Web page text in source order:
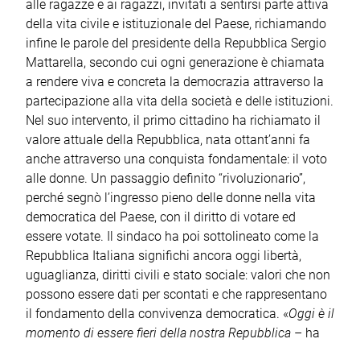
alle ragazze e ai ragazzi, invitati a sentirsi parte attiva
della vita civile e istituzionale del Paese, richiamando
infine le parole del presidente della Repubblica Sergio
Mattarella, secondo cui ogni generazione è chiamata
a rendere viva e concreta la democrazia attraverso la
partecipazione alla vita della società e delle istituzioni.
Nel suo intervento, il primo cittadino ha richiamato il
valore attuale della Repubblica, nata ottant’anni fa
anche attraverso una conquista fondamentale: il voto
alle donne. Un passaggio definito “rivoluzionario”,
perché segnò l’ingresso pieno delle donne nella vita
democratica del Paese, con il diritto di votare ed
essere votate. Il sindaco ha poi sottolineato come la
Repubblica Italiana significhi ancora oggi libertà,
uguaglianza, diritti civili e stato sociale: valori che non
possono essere dati per scontati e che rappresentano
il fondamento della convivenza democratica. «Oggi è il
momento di essere fieri della nostra Repubblica – ha